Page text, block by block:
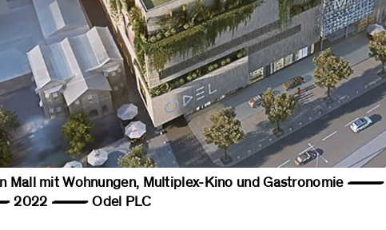
Mall mit Wohnungen, Multiplex-Kino und Gastronomie —
2022 — Odel PLC